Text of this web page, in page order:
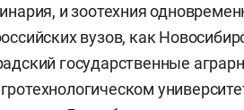
и зоотехния
вузов, как
государственные